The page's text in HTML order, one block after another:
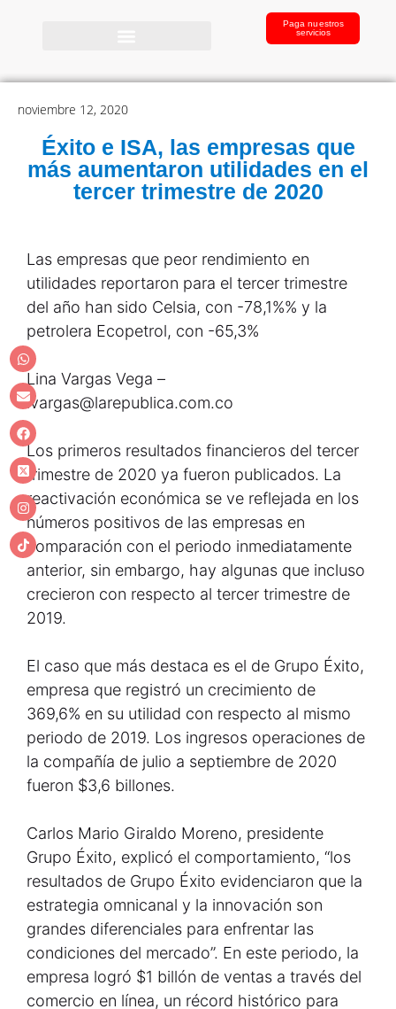
Paga nuestros
servicios
noviembre 12, 2020
Éxito e ISA, las empresas que
más aumentaron utilidades en el
tercer trimestre de 2020
Las empresas que peor rendimiento en
utilidades reportaron para el tercer trimestre
del año han sido Celsia, con -78,1%% y la
petrolera Ecopetrol, con -65,3%
Lina Vargas Vega –
lvargas@larepublica.com.co
Los primeros resultados financieros del tercer
trimestre de 2020 ya fueron publicados. La
reactivación económica se ve reflejada en los
números positivos de las empresas en
comparación con el periodo inmediatamente
anterior, sin embargo, hay algunas que incluso
crecieron con respecto al tercer trimestre de
2019.
El caso que más destaca es el de Grupo Éxito,
empresa que registró un crecimiento de
369,6% en su utilidad con respecto al mismo
periodo de 2019. Los ingresos operaciones de
la compañía de julio a septiembre de 2020
fueron $3,6 billones.
Carlos Mario Giraldo Moreno, presidente
Grupo Éxito, explicó el comportamiento, “los
resultados de Grupo Éxito evidenciaron que la
estrategia omnicanal y la innovación son
grandes diferenciales para enfrentar las
condiciones del mercado”. En este periodo, la
empresa logró $1 billón de ventas a través del
comercio en línea, un récord histórico para